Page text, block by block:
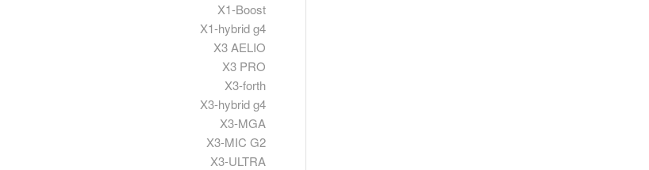
X1-Boost
X1-hybrid g4
X3 AELIO
X3 PRO
X3-forth
X3-hybrid g4
X3-MGA
X3-MIC G2
X3-ULTRA